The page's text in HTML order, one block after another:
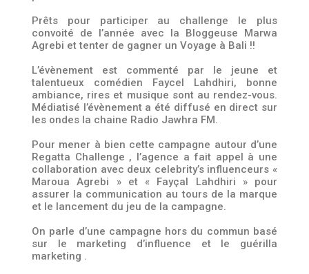
Prêts pour participer au challenge le plus
convoité de l’année avec la Bloggeuse Marwa
Agrebi et tenter de gagner un Voyage à Bali !!
L’évènement est commenté par le jeune et
talentueux comédien Faycel Lahdhiri, bonne
ambiance, rires et musique sont au rendez-vous.
Médiatisé l’évènement a été diffusé en direct sur
les ondes la chaine Radio Jawhra FM.
Pour mener à bien cette campagne autour d’une
Regatta Challenge , l’agence a fait appel à une
collaboration avec deux celebrity’s influenceurs «
Maroua Agrebi » et « Fayçal Lahdhiri » pour
assurer la communication au tours de la marque
et le lancement du jeu de la campagne.
On parle d’une campagne hors du commun basé
sur le marketing d’influence et le guérilla
marketing .